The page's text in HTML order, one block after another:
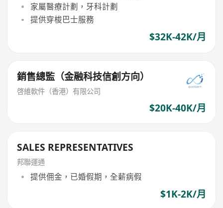
家屬醫療計劃，牙科計劃
提供穿梭巴士服務
$32K-42K/月
銷售總監（金融科技信創方向）
啓維軟件（香港）有限公司
$20K-40K/月
SALES REPRESENTATIVES
邦聯運通
提供佣金，已婚假期，全薪病假
$1K-2K/月